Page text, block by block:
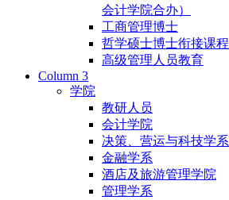
会计学院合办）
工商管理博士
哲学硕士博士衔接课程
高级管理人员教育
Column 3
学院
教研人员
会计学院
决策、营运与科技学系
金融学系
酒店及旅游管理学院
管理学系